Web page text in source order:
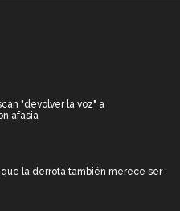
"devolver la voz" a
afasia
la derrota también merece ser